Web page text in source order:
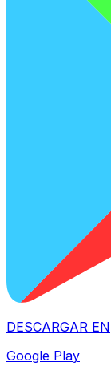
DESCARGAR EN
Google Play